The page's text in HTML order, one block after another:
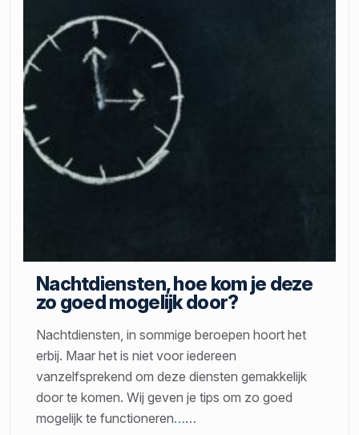
Nachtdiensten, hoe kom je deze
zo goed mogelijk door?
Nachtdiensten, in sommige beroepen hoort het
erbij. Maar het is niet voor iedereen
vanzelfsprekend om deze diensten gemakkelijk
door te komen. Wij geven je tips om zo goed
mogelijk te functioneren……